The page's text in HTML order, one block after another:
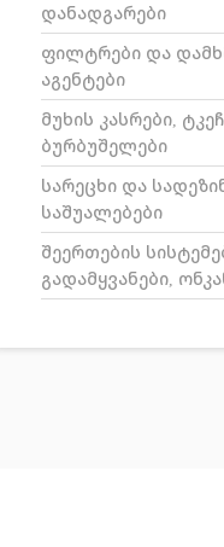
დანადგარები
ფილტრები და
აგენტები
მუხის კასრები,
ბურბუშელები
სარეცხი და
საშუალებები
შეერთების
გადამყვანები,